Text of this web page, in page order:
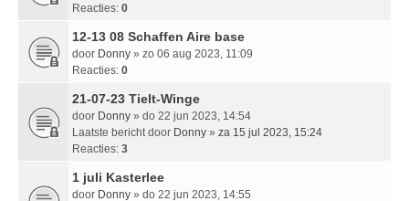
Reacties: 0
12-13 08 Schaffen Aire base
door Donny » zo 06 aug 2023, 11:09
Reacties: 0
21-07-23 Tielt-Winge
door Donny » do 22 jun 2023, 14:54
Laatste bericht door Donny » za 15 jul 2023, 15:24
Reacties: 3
1 juli Kasterlee
door Donny » do 22 jun 2023, 14:55